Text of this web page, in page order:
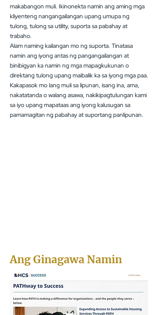
makabangon muli. Ikinonekta namin ang aming mga
kliyenteng nangangailangan upang umupa ng
tulong, tulong sa utility, suporta sa pabahay at
trabaho.
Alam naming kailangan mo ng suporta. Tinatasa
namin ang iyong antas ng pangangailangan at
binibigyan ka namin ng mga mapagkukunan o
direktang tulong upang maibalik ka sa iyong mga paa.
Kakapasok mo lang muli sa lipunan, isang ina, ama,
nakatatanda o walang asawa, nakikipagtulungan kami
sa iyo upang mapataas ang iyong kalusugan sa
pamamagitan ng pabahay at suportang panlipunan.
Ang Ginagawa Namin